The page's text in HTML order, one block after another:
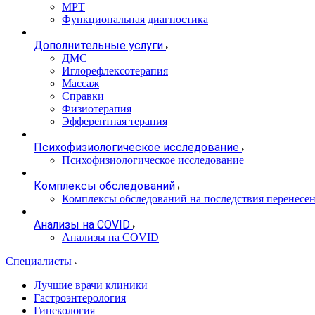
МРТ
Функциональная диагностика
Дополнительные услуги
ДМС
Иглорефлексотерапия
Массаж
Справки
Физиотерапия
Эфферентная терапия
Психофизиологическое исследование
Психофизиологическое исследование
Комплексы обследований
Комплексы обследований на последствия
Анализы на COVID
Анализы на COVID
Специалисты
Лучшие врачи клиники
Гастроэнтерология
Гинекология